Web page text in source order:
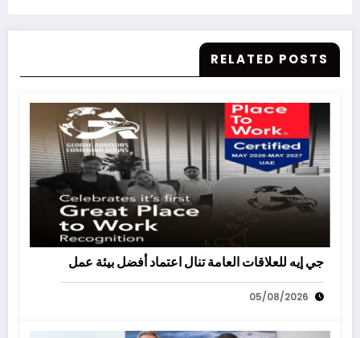
RELATED POSTS
جي إيه للعلاقات العامة تنال اعتماد أفضل بيئة عمل
05/08/2026